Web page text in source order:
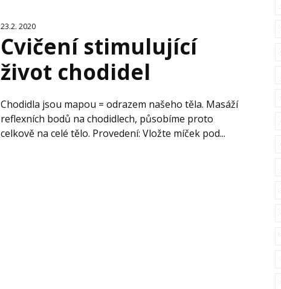
23.2. 2020
Cvičení stimulující
život chodidel
Chodidla jsou mapou = odrazem našeho těla. Masáží
reflexních bodů na chodidlech, působíme proto
celkově na celé tělo. Provedení: Vložte míček pod...